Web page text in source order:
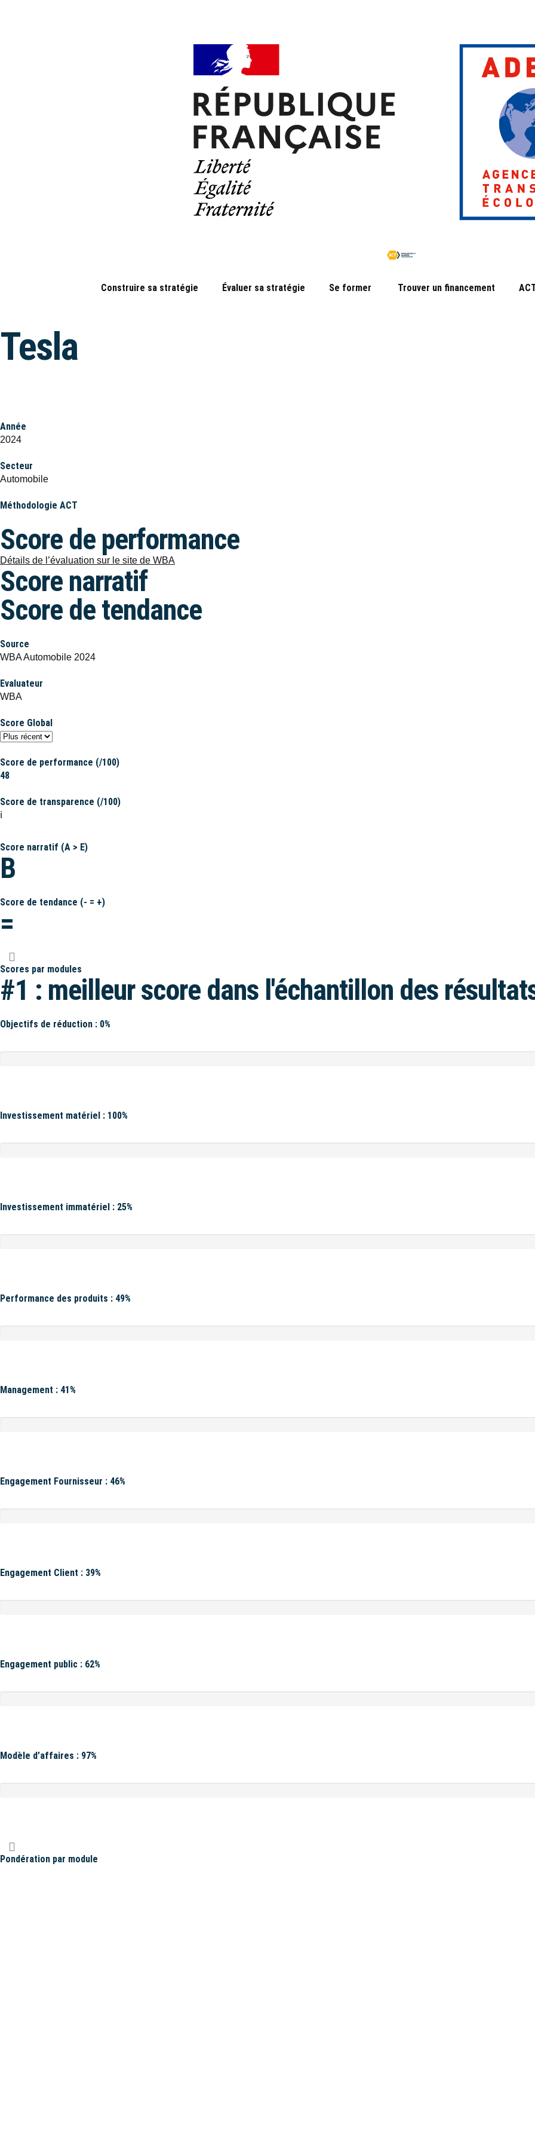
Construire sa stratégie Évaluer sa stratégie Se former Trouver un financement
Tesla
Année
2024
Secteur
Automobile
Méthodologie ACT
Score de performance
Détails de l’évaluation sur le site de WBA
Score narratif
Score de tendance
Source
WBA Automobile 2024
Evaluateur
WBA
Score Global
Score de performance (/100)
48
Score de transparence (/100)
ℹ️
Score narratif (A > E)
B
Score de tendance (- = +)
=
Scores par modules
#1 : meilleur score dans l'échantillon des
Objectifs de réduction : 0%
Investissement matériel : 100%
Investissement immatériel : 25%
Performance des produits : 49%
Management : 41%
Engagement Fournisseur : 46%
Engagement Client : 39%
Engagement public : 62%
Modèle d’affaires : 97%
Pondération par module